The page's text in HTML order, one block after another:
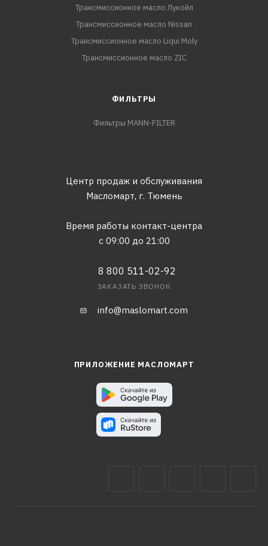
Трансмиссионное масло Лукойл
Трансмиссионное масло Nissan
Трансмиссионное масло Liqui Moly
Трансмиссионное масло ZIC
ФИЛЬТРЫ
Фильтры MANN-FILTER
Центр продаж и обслуживания
Масломарт, г. Тюмень
Время работы контакт-центра
с 09:00 до 21:00
8 800 511-02-92
ЗАКАЗАТЬ ЗВОНОК
info@maslomart.com
ПРИЛОЖЕНИЕ МАСЛОМАРТ